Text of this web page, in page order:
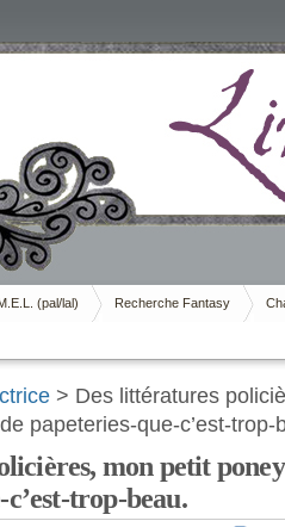
(pal/lal) Recherche Fantasy
> Des littératures
papeteries-que-c’est-trop-
mon petit
trop-beau.